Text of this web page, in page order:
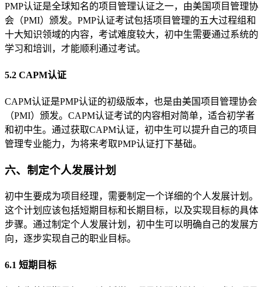
PMP认证是全球知名的项目管理认证之一，由美国项目管理协
会（PMI）颁发。PMP认证考试包括项目管理的五大过程组和
十大知识领域的内容，考试难度较大，初中生需要通过系统的
学习和培训，才能顺利通过考试。
5.2 CAPM认证
CAPM认证是PMP认证的初级版本，也是由美国项目管理协会
（PMI）颁发。CAPM认证考试的内容相对简单，适合初学者
和初中生。通过获取CAPM认证，初中生可以提升自己的项目
管理专业能力，为将来考取PMP认证打下基础。
六、制定个人发展计划
初中生要成为项目经理，需要制定一个详细的个人发展计划。
这个计划应该包括短期目标和长期目标，以及实现目标的具体
步骤。通过制定个人发展计划，初中生可以明确自己的发展方
向，逐步实现自己的职业目标。
6.1 短期目标